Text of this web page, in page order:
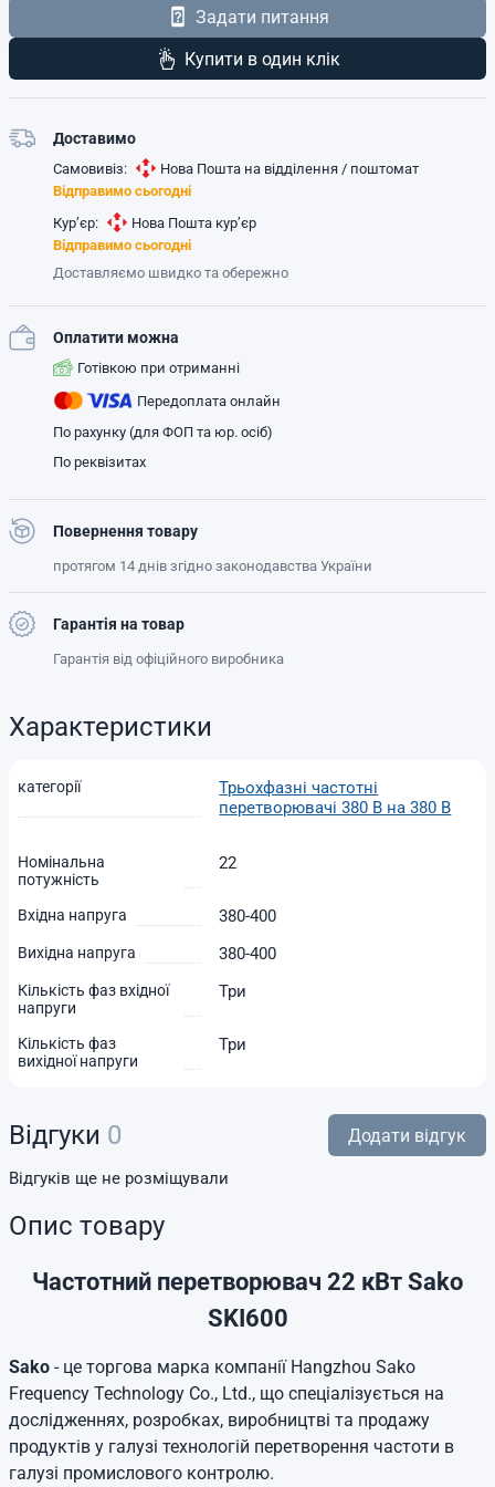
Задати питання
Купити в один клік
Доставимо
Самовивіз:
Нова Пошта на відділення / поштомат
Відправимо сьогодні
Кур’єр:
Нова Пошта кур’єр
Відправимо сьогодні
Доставляємо швидко та обережно
Оплатити можна
Готівкою при отриманні
Передоплата онлайн
По рахунку (для ФОП та юр. осіб)
По реквізитах
Повернення товару
протягом 14 днів згідно законодавства України
Гарантія на товар
Гарантія від офіційного виробника
Характеристики
категорії
Трьохфазні частотні
перетворювачі 380 В на 380 В
Номінальна
потужність
22
Вхідна напруга 380-400
Вихідна напруга 380-400
Кількість фаз вхідної
напруги
Три
Кількість фаз
вихідної напруги
Три
Відгуки 0 Додати відгук
Відгуків ще не розміщували
Опис товару
Частотний перетворювач 22 кВт Sako
SKI600
Sako - це торгова марка компанії Hangzhou Sako
Frequency Technology Co., Ltd., що спеціалізується на
дослідженнях, розробках, виробництві та продажу
продуктів у галузі технологій перетворення частоти в
галузі промислового контролю.